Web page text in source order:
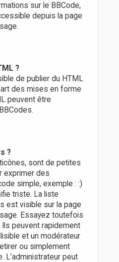
sur le BBCode,
depuis la page
?
de publier du HTML
des mises en forme
peuvent être
?
sont de petites
exprimer des
simple, exemple : :)
triste. La liste
est visible sur la page
Essayez toutefois
peuvent rapidement
et un modérateur
ou simplement
L’administrateur peut